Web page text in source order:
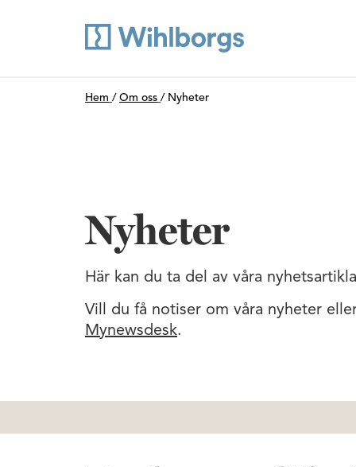
Du är här:
Hem / Om oss / Nyheter
Nyheter
Här kan du ta del av våra
Vill du få notiser om våra nyheter
Mynewsdesk.